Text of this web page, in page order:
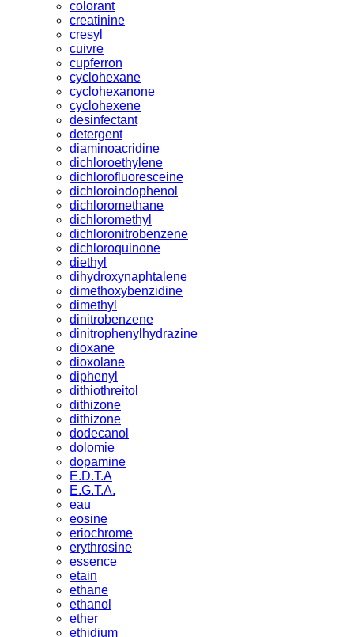
colorant
creatinine
cresyl
cuivre
cupferron
cyclohexane
cyclohexanone
cyclohexene
desinfectant
detergent
diaminoacridine
dichloroethylene
dichlorofluoresceine
dichloroindophenol
dichloromethane
dichloromethyl
dichloronitrobenzene
dichloroquinone
diethyl
dihydroxynaphtalene
dimethoxybenzidine
dimethyl
dinitrobenzene
dinitrophenylhydrazine
dioxane
dioxolane
diphenyl
dithiothreitol
dithizone
dithizone
dodecanol
dolomie
dopamine
E.D.T.A
E.G.T.A.
eau
eosine
eriochrome
erythrosine
essence
etain
ethane
ethanol
ether
ethidium